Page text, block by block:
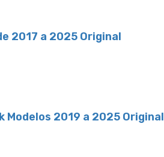
2017 a 2025 Original
Modelos 2019 a 2025 Original